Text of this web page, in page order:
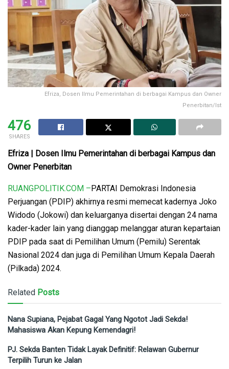
Efriza, Dosen Ilmu Pemerintahan di berbagai Kampus dan Owner
Penerbitan/Ist
476
SHARES
Efriza | Dosen Ilmu Pemerintahan di berbagai Kampus dan
Owner Penerbitan
RUANGPOLITIK.COM –PARTAI Demokrasi Indonesia
Perjuangan (PDIP) akhirnya resmi memecat kadernya Joko
Widodo (Jokowi) dan keluarganya disertai dengan 24 nama
kader-kader lain yang dianggap melanggar aturan kepartaian
PDIP pada saat di Pemilihan Umum (Pemilu) Serentak
Nasional 2024 dan juga di Pemilihan Umum Kepala Daerah
(Pilkada) 2024.
Related Posts
Nana Supiana, Pejabat Gagal Yang Ngotot Jadi Sekda!
Mahasiswa Akan Kepung Kemendagri!
PJ. Sekda Banten Tidak Layak Definitif: Relawan Gubernur
Terpilih Turun ke Jalan